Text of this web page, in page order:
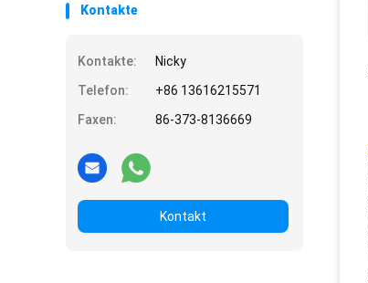
Kontakte
Kontakte:
Nicky
Telefon:
+86 13616215571
Faxen:
86-373-8136669
Kontakt